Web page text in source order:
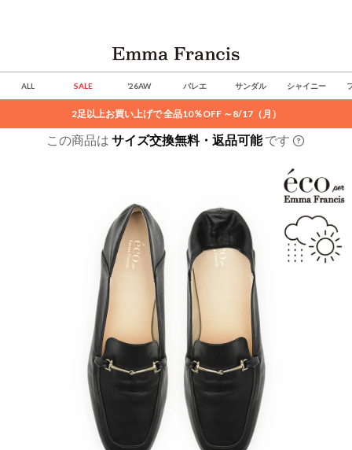
ALL SALE ’26AW バレエ サンダル シャイニー
2足以上お買い上げで 全品10％OFF ～8/17（月）
この商品は サイズ交換無料・返品可能です